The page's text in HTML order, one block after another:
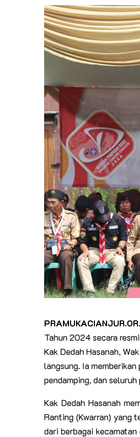
Tahun 2024 secara
Kak Dedah Hasanah,
langsung. Ia
pendamping, dan
Kak Dedah Hasanah
Ranting (Kwarran) yang
dari berbagai